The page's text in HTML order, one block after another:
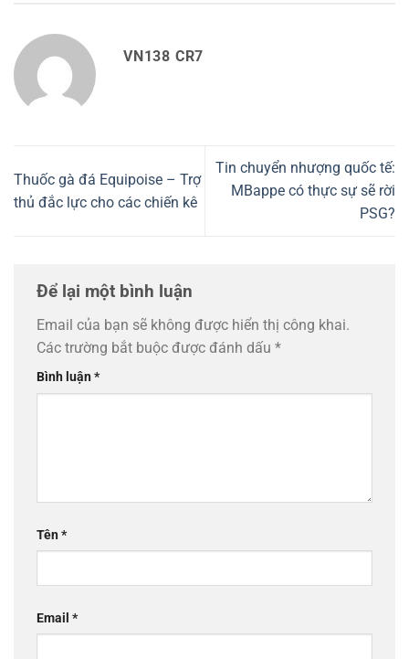
VN138 CR7
Thuốc gà đá Equipoise – Trợ
thủ đắc lực cho các chiến kê
Tin chuyển nhượng quốc tế:
MBappe có thực sự sẽ rời
PSG?
Để lại một bình luận
Email của bạn sẽ không được hiển thị công khai.
Các trường bắt buộc được đánh dấu *
Bình luận*
Tên*
Email *